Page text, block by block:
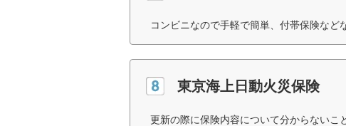
コンビニなので手軽で簡単、付帯保険など
東京海上日動火災保険
更新の際に保険内容について分からないこ